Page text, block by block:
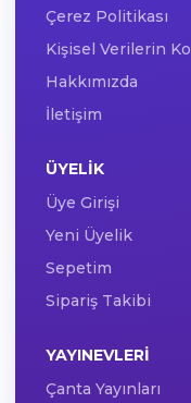
Çerez Politikası
Kişisel Verilerin
Hakkımızda
İletişim
ÜYELIK
Üye Girişi
Yeni Üyelik
Sepetim
Sipariş Takibi
YAYINEVLERI
Çanta Yayınları